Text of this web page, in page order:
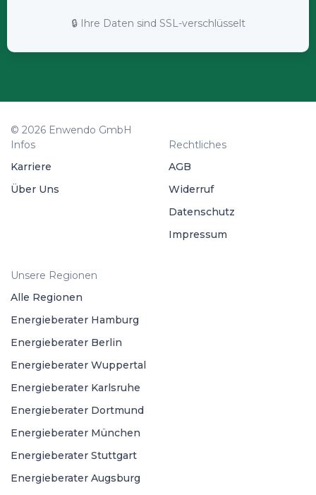
🔒 Ihre Daten sind SSL-verschlüsselt
© 2026 Enwendo GmbH
Infos
Karriere
Über Uns
Rechtliches
AGB
Widerruf
Datenschutz
Impressum
Unsere Regionen
Alle Regionen
Energieberater Hamburg
Energieberater Berlin
Energieberater Wuppertal
Energieberater Karlsruhe
Energieberater Dortmund
Energieberater München
Energieberater Stuttgart
Energieberater Augsburg